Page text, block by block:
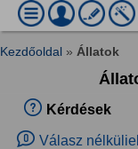
Kezdőoldal » Állatok
Kérdések
Válasz